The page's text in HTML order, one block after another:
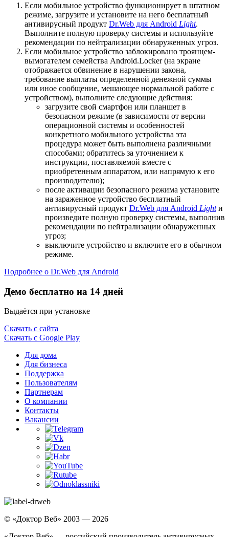
Если мобильное устройство функционирует в штатном
режиме, загрузите и установите на него бесплатный
антивирусный продукт Dr.Web для Android Light.
Выполните полную проверку системы и используйте
рекомендации по нейтрализации обнаруженных угроз.
Если мобильное устройство заблокировано троянцем-
вымогателем семейства Android.Locker (на экране
отображается обвинение в нарушении закона,
требование выплаты определенной денежной суммы
или иное сообщение, мешающее нормальной работе с
устройством), выполните следующие действия:
загрузите свой смартфон или планшет в
безопасном режиме (в зависимости от версии
операционной системы и особенностей
конкретного мобильного устройства эта
процедура может быть выполнена различными
способами; обратитесь за уточнением к
инструкции, поставляемой вместе с
приобретенным аппаратом, или напрямую к его
производителю);
после активации безопасного режима установите
на зараженное устройство бесплатный
антивирусный продукт Dr.Web для Android Lightи
произведите полную проверку системы, выполнив
рекомендации по нейтрализации обнаруженных
угроз;
выключите устройство и включите его в обычном
режиме.
Подробнее о Dr.Web для Android
Демо бесплатно на 14 дней
Выдаётся при установке
Скачать с сайта
Скачать с Google Play
Для дома
Для бизнеса
Поддержка
Пользователям
Партнерам
О компании
Контакты
Вакансии
© «Доктор Веб» 2003 — 2026